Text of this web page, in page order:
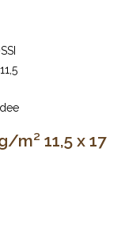
m² 11,5 x 17